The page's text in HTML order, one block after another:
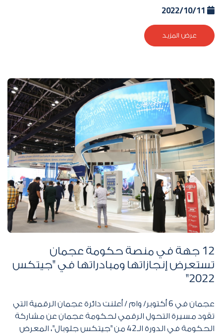
عرض المزيد
12 جهة في منصة حكومة عجمان
تستعرض إنجازاتها ومبادراتها في "جيتكس
2022
"
عجمان في6أكتوبر/ وام / أعلنت دائرة عجمان الرقمية التي
تقود مسيرة التحول الرقمي لحكومة عجمان عن مشاركة
الحكومة في الدورة الـ42من "جيتكس جلوبال"، المعرض